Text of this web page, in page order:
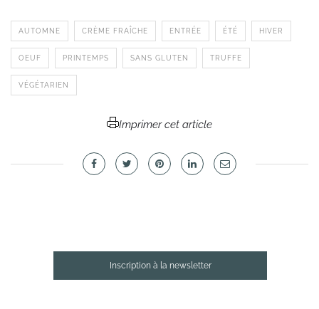
AUTOMNE CRÈME FRAÎCHE ENTRÉE ÉTÉ HIVER
OEUF PRINTEMPS SANS GLUTEN TRUFFE
VÉGÉTARIEN
Imprimer cet article
Inscription à la newsletter